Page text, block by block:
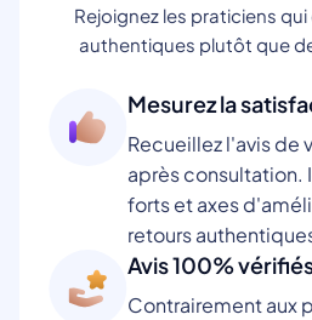
Rejoignez les praticiens
authentiques plutôt que
Mesurez la
Recueillez l'avis de
après consultation.
forts et axes
retours
Avis 100%
Contrairement aux